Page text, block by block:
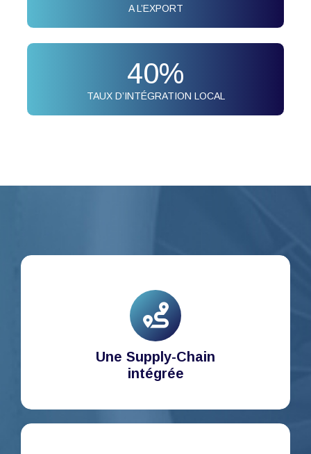
A L’EXPORT
40%
TAUX D’INTÉGRATION LOCAL
Une Supply-Chain
intégrée